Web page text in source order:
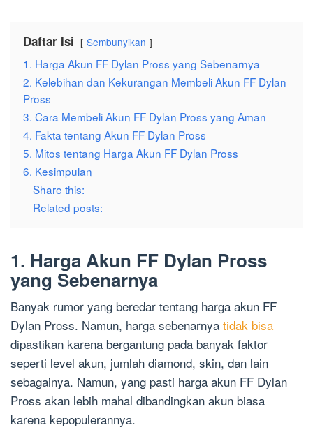
Daftar Isi Sembunyikan
1. Harga Akun FF Dylan Pross yang Sebenarnya
2. Kelebihan dan Kekurangan Membeli Akun FF Dylan
Pross
3. Cara Membeli Akun FF Dylan Pross yang Aman
4. Fakta tentang Akun FF Dylan Pross
5. Mitos tentang Harga Akun FF Dylan Pross
6. Kesimpulan
Share this:
Related posts:
1. Harga Akun FF Dylan Pross
yang Sebenarnya
Banyak rumor yang beredar tentang harga akun FF
Dylan Pross. Namun, harga sebenarnya tidak bisa
dipastikan karena bergantung pada banyak faktor
seperti level akun, jumlah diamond, skin, dan lain
sebagainya. Namun, yang pasti harga akun FF Dylan
Pross akan lebih mahal dibandingkan akun biasa
karena kepopulerannya.